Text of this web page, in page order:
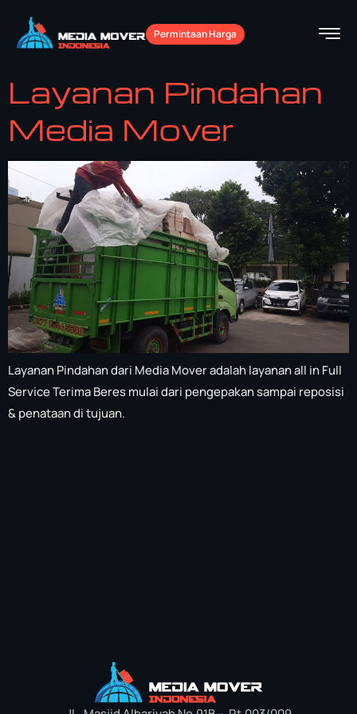
Permintaan Harga
Layanan Pindahan
Media Mover
Layanan Pindahan dari Media Mover adalah layanan all in Full
Service Terima Beres mulai dari pengepakan sampai reposisi
& penataan di tujuan.